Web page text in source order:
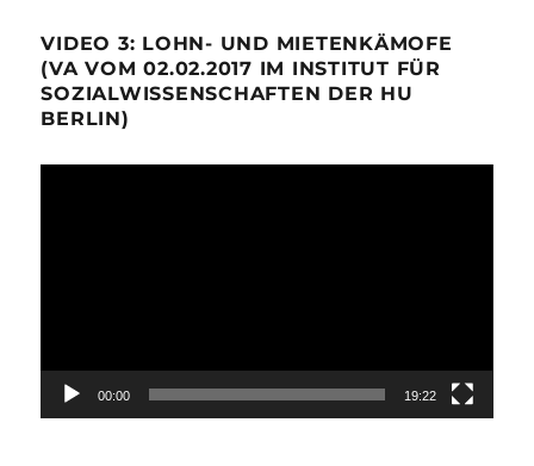
VIDEO 3: LOHN- UND MIETENKÄMOFE
(VA VOM 02.02.2017 IM INSTITUT FÜR
SOZIALWISSENSCHAFTEN DER HU
BERLIN)
00:00 19:22